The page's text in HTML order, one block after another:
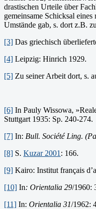
drastischen Urteile über
gemeinsame Schicksal
Umstände gab, s. dort z.B. zu
[3] Das griechisch
[4] Leipzig: Hinrich 1929.
[5] Zu seiner Arbeit dort, s.
[6] In Pauly Wissowa,
Stuttgart 1935: Sp. 240-274.
[7] In: Bull. Société Ling.
[8] S. Kuzar 2001 : 166.
[9] Kairo: Institut français
[10] In: Orientalia 29/1960:
[11] In: Orientalia 31/1962: